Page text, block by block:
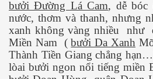
bưởi Đường Lá Cam, dễ bóc
nước, thơm và thanh, nhưng
xanh không vàng nhiều
như
Miền Nam
(bưởi Da Xanh
Thành Tiền Giang chẳng
lòai bưởi ngon nổi tiếng miền